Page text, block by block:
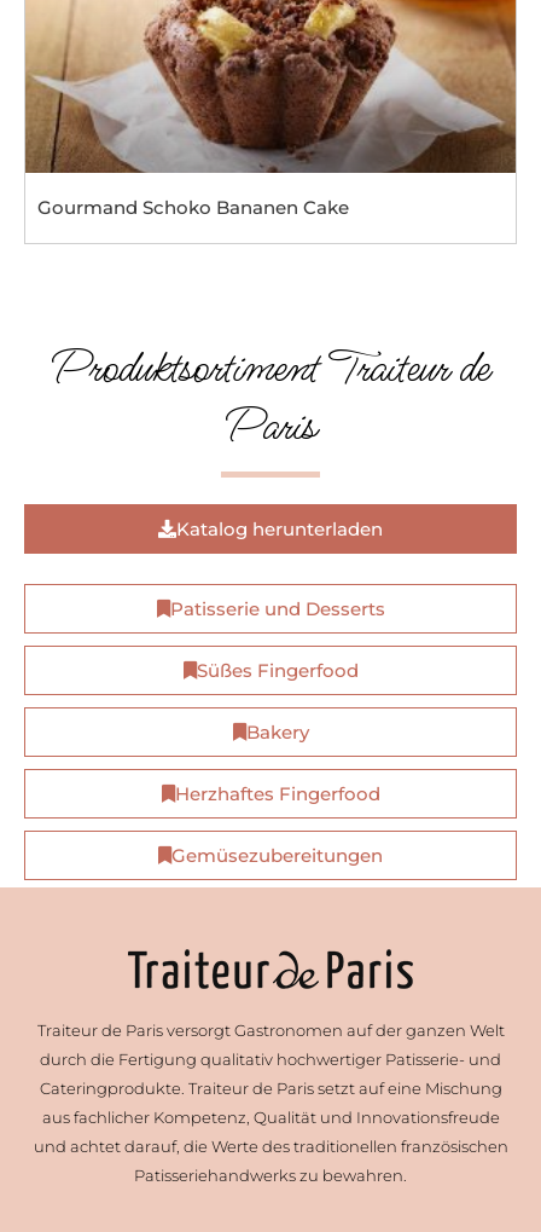
Gourmand Schoko Bananen Cake
Produktsortiment Traiteur de
Paris
Katalog herunterladen
Patisserie und Desserts
Süßes Fingerfood
Bakery
Herzhaftes Fingerfood
Gemüsezubereitungen
Traiteur de Paris versorgt Gastronomen auf der ganzen Welt
durch die Fertigung qualitativ hochwertiger Patisserie- und
Cateringprodukte. Traiteur de Paris setzt auf eine Mischung
aus fachlicher Kompetenz, Qualität und Innovationsfreude
und achtet darauf, die Werte des traditionellen französischen
Patisseriehandwerks zu bewahren.